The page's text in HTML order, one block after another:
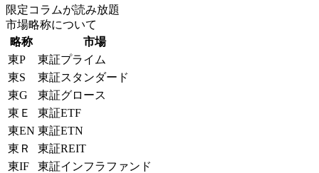
限定コラムが読み放題
市場略称について
略称
市場
東P
東証プライム
東S
東証スタンダード
東G
東証グロース
東Ｅ
東証ETF
東EN 東証ETN
東Ｒ
東証REIT
東IF
東証インフラファンド